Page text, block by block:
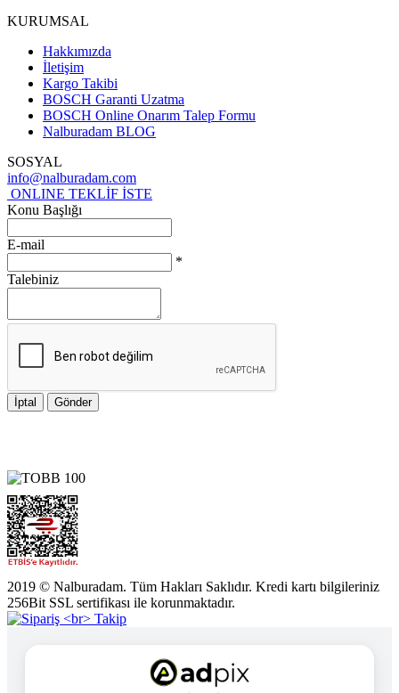
KURUMSAL
Hakkımızda
İletişim
Kargo Takibi
BOSCH Garanti Uzatma
BOSCH Online Onarım Talep Formu
Nalburadam BLOG
SOSYAL
info@nalburadam.com
ONLINE TEKLİF İSTE
Konu Başlığı
E-mail
*
Talebiniz
İptal Gönder
2019 © Nalburadam. Tüm Hakları Saklıdır. Kredi kartı bilgileriniz
256Bit SSL sertifikası ile korunmaktadır.